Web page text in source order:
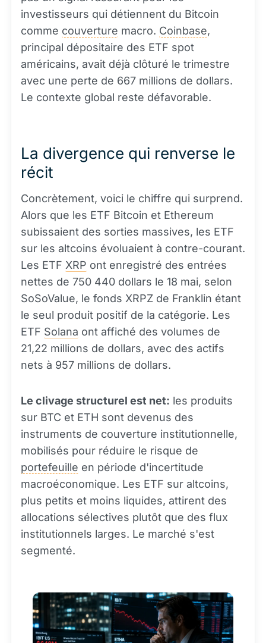
investisseurs qui détiennent du Bitcoin
comme couverture macro. Coinbase,
principal dépositaire des ETF spot
américains, avait déjà clôturé le trimestre
avec une perte de 667 millions de dollars.
Le contexte global reste défavorable.
La divergence qui renverse le
récit
Concrètement, voici le chiffre qui surprend.
Alors que les ETF Bitcoin et Ethereum
subissaient des sorties massives, les ETF
sur les altcoins évoluaient à contre-courant.
Les ETF XRP ont enregistré des entrées
nettes de 750 440 dollars le 18 mai, selon
SoSoValue, le fonds XRPZ de Franklin étant
le seul produit positif de la catégorie. Les
ETF Solana ont affiché des volumes de
21,22 millions de dollars, avec des actifs
nets à 957 millions de dollars.
Le clivage structurel est net: les produits
sur BTC et ETH sont devenus des
instruments de couverture institutionnelle,
mobilisés pour réduire le risque de
portefeuille en période d'incertitude
macroéconomique. Les ETF sur altcoins,
plus petits et moins liquides, attirent des
allocations sélectives plutôt que des flux
institutionnels larges. Le marché s'est
segmenté.